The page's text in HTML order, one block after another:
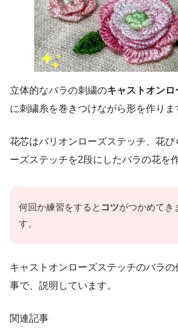
立体的なバラの刺繍のキャストオン
に刺繍糸を巻きつけながら形を作りま
花芯はバリオンローズステッチ、花び
ーズステッチを2段にしたバラの花を
何回か練習をすると コツがつかめてき
す。
キャストオンローズステッチのバラ
事で、説明しています。
関連記事